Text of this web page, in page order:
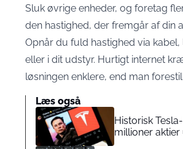
Sluk øvrige enheder, og foretag
den hastighed, der fremgår af din
Opnår du fuld hastighed via
eller i dit udstyr. Hurtigt internet
løsningen enklere, end man
Læs også
Historisk
millioner